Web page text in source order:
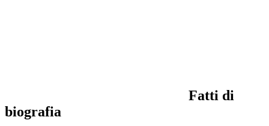
Fatti di
biografia